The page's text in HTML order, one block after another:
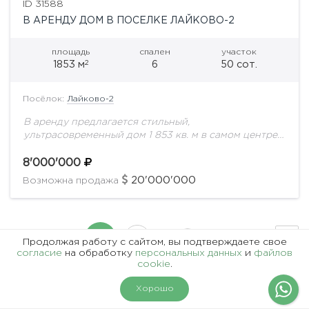
На карте
ID 31588
В АРЕНДУ ДОМ В ПОСЕЛКЕ ЛАЙКОВО-2
площадь
1853 м2
спален
6
участок
50 сот.
Посёлок: Лайково-2
В аренду предлагается стильный,
ультрасовременный дом 1 853 кв. м в самом центре
дизайном. Охраняемая территория. Все соседи
построены. Поселок...
8'000'000
Возможна продажа 20'000'000
1 2 … 39
Продолжая работу с сайтом, вы подтверждаете свое
согласие на обработку персональных данных и файлов
cookie.
Хорошо